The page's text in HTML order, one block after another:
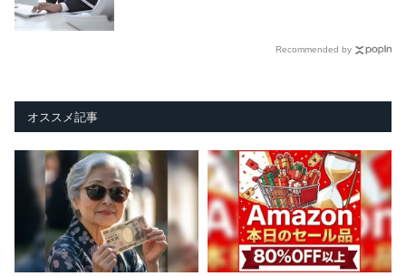
Recommended by
オススメ記事